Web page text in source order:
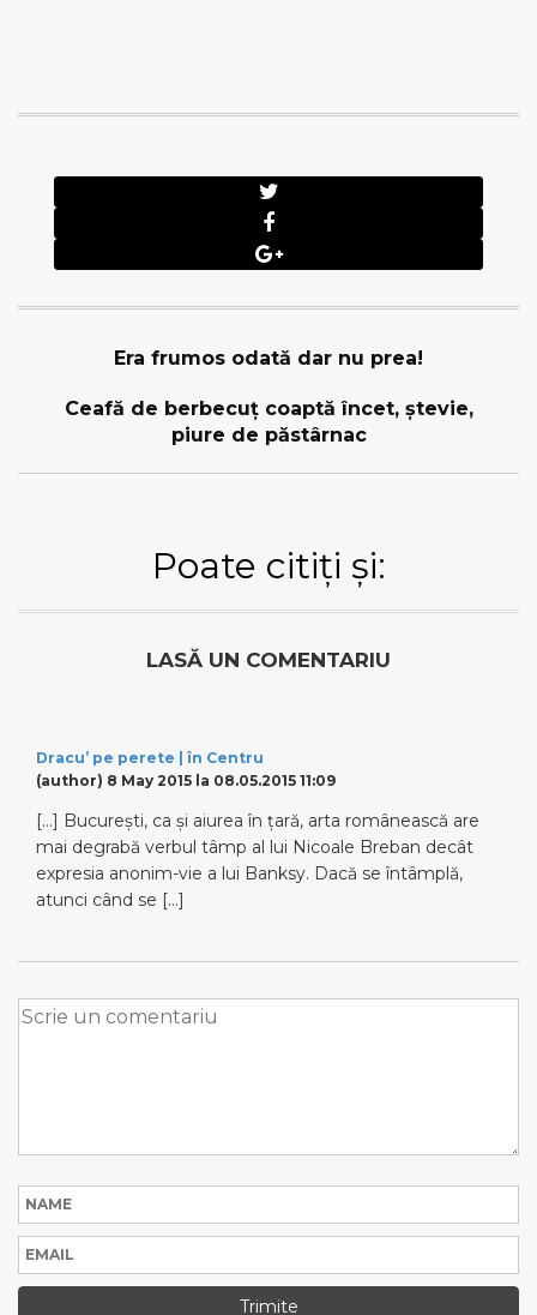
Era frumos odată dar nu prea!
Ceafă de berbecuţ coaptă încet, ştevie,
piure de păstârnac
Poate citiți și:
LASĂ UN COMENTARIU
Dracu’ pe perete | în Centru
(author) 8 May 2015 la 08.05.2015 11:09
[…] Bucureşti, ca şi aiurea în ţară, arta românească are
mai degrabă verbul tâmp al lui Nicoale Breban decât
expresia anonim-vie a lui Banksy. Dacă se întâmplă,
atunci când se […]